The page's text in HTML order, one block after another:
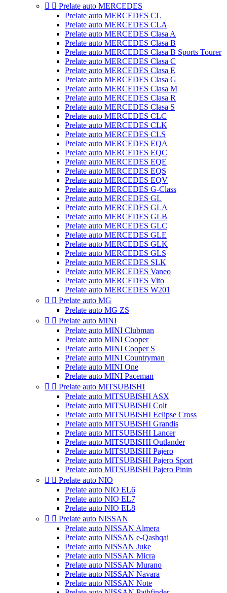
  Prelate auto MERCEDES
Prelate auto MERCEDES CL
Prelate auto MERCEDES CLA
Prelate auto MERCEDES Clasa A
Prelate auto MERCEDES Clasa B
Prelate auto MERCEDES Clasa B Sports Tourer
Prelate auto MERCEDES Clasa C
Prelate auto MERCEDES Clasa E
Prelate auto MERCEDES Clasa G
Prelate auto MERCEDES Clasa M
Prelate auto MERCEDES Clasa R
Prelate auto MERCEDES Clasa S
Prelate auto MERCEDES CLC
Prelate auto MERCEDES CLK
Prelate auto MERCEDES CLS
Prelate auto MERCEDES EQA
Prelate auto MERCEDES EQC
Prelate auto MERCEDES EQE
Prelate auto MERCEDES EQS
Prelate auto MERCEDES EQV
Prelate auto MERCEDES G-Class
Prelate auto MERCEDES GL
Prelate auto MERCEDES GLA
Prelate auto MERCEDES GLB
Prelate auto MERCEDES GLC
Prelate auto MERCEDES GLE
Prelate auto MERCEDES GLK
Prelate auto MERCEDES GLS
Prelate auto MERCEDES SLK
Prelate auto MERCEDES Vaneo
Prelate auto MERCEDES Vito
Prelate auto MERCEDES W201
  Prelate auto MG
Prelate auto MG ZS
  Prelate auto MINI
Prelate auto MINI Clubman
Prelate auto MINI Cooper
Prelate auto MINI Cooper S
Prelate auto MINI Countryman
Prelate auto MINI One
Prelate auto MINI Paceman
  Prelate auto MITSUBISHI
Prelate auto MITSUBISHI ASX
Prelate auto MITSUBISHI Colt
Prelate auto MITSUBISHI Eclipse Cross
Prelate auto MITSUBISHI Grandis
Prelate auto MITSUBISHI Lancer
Prelate auto MITSUBISHI Outlander
Prelate auto MITSUBISHI Pajero
Prelate auto MITSUBISHI Pajero Sport
Prelate auto MITSUBISHI Pajero Pinin
  Prelate auto NIO
Prelate auto NIO EL6
Prelate auto NIO EL7
Prelate auto NIO EL8
  Prelate auto NISSAN
Prelate auto NISSAN Almera
Prelate auto NISSAN e-Qashqai
Prelate auto NISSAN Juke
Prelate auto NISSAN Micra
Prelate auto NISSAN Murano
Prelate auto NISSAN Navara
Prelate auto NISSAN Note